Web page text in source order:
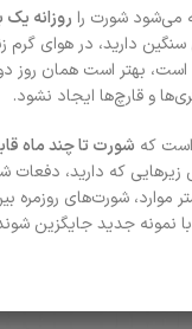
می‌شود شورت را روزانه یک
دارید، در هوای گرم
بهتر است همان روز
و قارچ‌ها ایجاد نشود.
است که شورت تا چند ماه
زیرهایی که دارید،
موارد، شورت‌های روزمره
نمونه جدید جایگزین